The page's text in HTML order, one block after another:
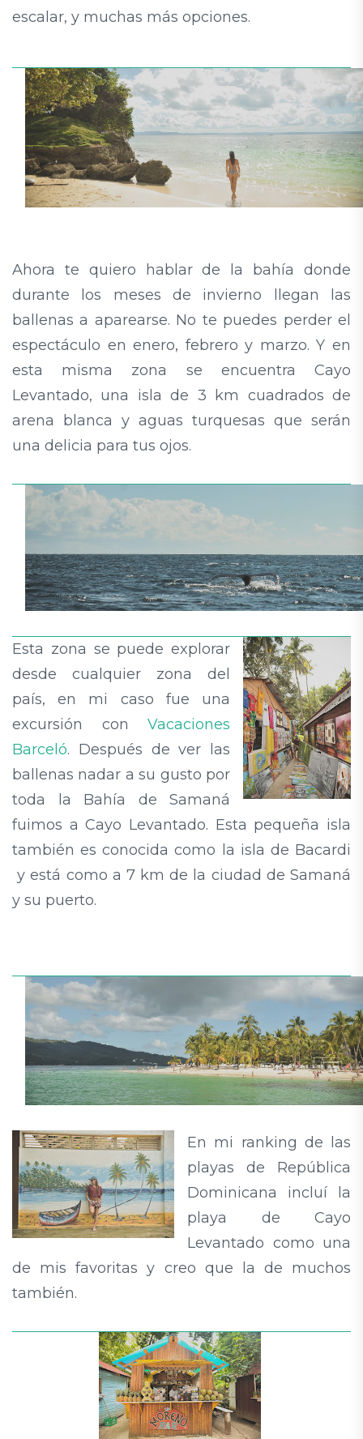
escalar, y muchas más opciones.
Ahora te quiero hablar de la bahía donde
durante los meses de invierno llegan las
ballenas a aparearse. No te puedes perder el
espectáculo en enero, febrero y marzo. Y en
esta misma zona se encuentra Cayo
Levantado, una isla de 3 km cuadrados de
arena blanca y aguas turquesas que serán
una delicia para tus ojos.
Esta zona se puede explorar
desde cualquier zona del
país, en mi caso fue una
excursión con Vacaciones
Barceló. Después de ver las
ballenas nadar a su gusto por
toda la Bahía de Samaná
fuimos a Cayo Levantado. Esta pequeña isla
también es conocida como la isla de Bacardi
y está como a 7 km de la ciudad de Samaná
y su puerto.
En mi ranking de las
playas de República
Dominicana incluí la
playa de Cayo
Levantado como una
de mis favoritas y creo que la de muchos
también.